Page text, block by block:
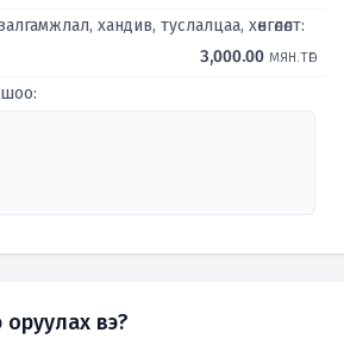
хандив, туслалцаа, хөнгөлөлт:
3,000.00 мян.төг
оруулах вэ?